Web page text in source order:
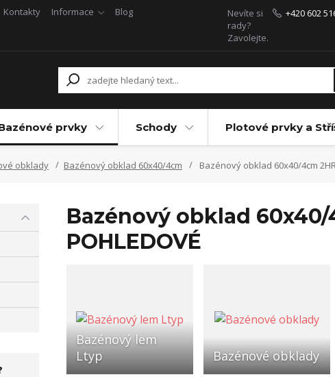
Kontakty Informace Blog
Nevíte si
rady?
Zavolejte.
+420 602
prvky Schody Plotové prvky a
obklady Bazénový obklad 60x40/4cm Bazénový obklad 60x40/4cm
Bazénový obklad 60x40/
POHLEDOVÉ
Bazénový lem
Ltyp
Bazénové obklady